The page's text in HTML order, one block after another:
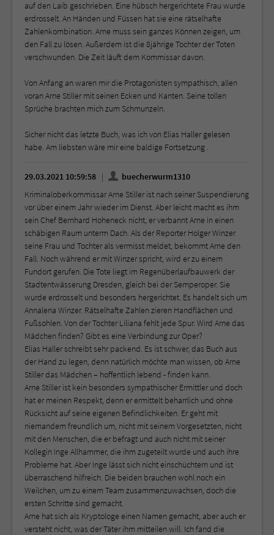
auf den Laib geschrieben. Eine hübsch hergerichtete Frau wurde
erdrosselt. An Händen und Füssen hat sie eine rätselhafte
Zahlenkombination. Arne muss sein ganzes Können zeigen, um
den Fall zu lösen. Außerdem ist die 8jährige Tochter der Toten
verschwunden. Die Zeit läuft dem Kommissar davon.
Von Anfang an waren mir die Protagonisten sympathisch, allen
voran Arne Stiller mit seinen Ecken und Kanten. Seine tollen
Sprüche brachten mich zum Schmunzeln.
Sicher nicht das letzte Buch, was ich von Elias Haller gelesen
habe. Am liebsten wäre mir eine baldige Fortsetzung .
29.03.2021 10:59:58
buecherwurm1310
Kriminaloberkommissar Arne Stiller ist nach seiner Suspendierung
vor über einem Jahr wieder im Dienst. Aber leicht macht es ihm
sein Chef Bernhard Hoheneck nicht, er verbannt Arne in einen
schäbigen Raum unterm Dach. Als der Reporter Holger Winzer
seine Frau und Tochter als vermisst meldet, bekommt Arne den
Fall. Noch während er mit Winzer spricht, wird er zu einem
Fundort gerufen. Die Tote liegt im Regenüberlaufbauwerk der
Stadtentwässerung Dresden, gleich bei der Semperoper. Sie
wurde erdrosselt und besonders hergerichtet. Es handelt sich um
Annalena Winzer. Rätselhafte Zahlen zieren Handflächen und
Fußsohlen. Von der Tochter Liliana fehlt jede Spur. Wird Arne das
Mädchen finden? Gibt es eine Verbindung zur Oper?
Elias Haller schreibt sehr packend. Es ist schwer, das Buch aus
der Hand zu legen, denn natürlich möchte man wissen, ob Arne
Stiller das Mädchen – hoffentlich lebend - finden kann.
Arne Stiller ist kein besonders sympathischer Ermittler und doch
hat er meinen Respekt, denn er ermittelt beharrlich und ohne
Rücksicht auf seine eigenen Befindlichkeiten. Er geht mit
niemandem freundlich um, nicht mit seinem Vorgesetzten, nicht
mit den Menschen, die er befragt und auch nicht mit seiner
Kollegin Inge Allhammer, die ihm zugeteilt wurde und auch ihre
Probleme hat. Aber Inge lässt sich nicht einschüchtern und ist
überraschend hilfreich. Die beiden brauchen wohl noch ein
Weilchen, um zu einem Team zusammenzuwachsen, doch die
ersten Schritte sind gemacht.
Arne hat sich als Kryptologe einen Namen gemacht, aber auch er
versteht nicht, was der Täter ihm mitteilen will. Ich fand die